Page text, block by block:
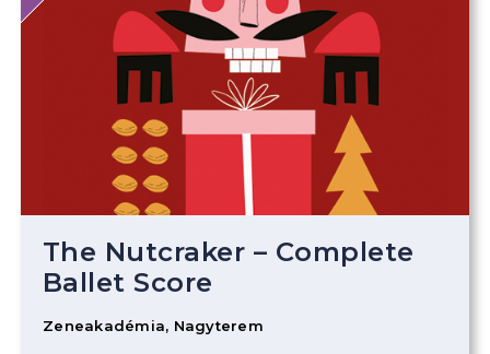
The Nutcraker – Complete
Ballet Score
Zeneakadémia, Nagyterem